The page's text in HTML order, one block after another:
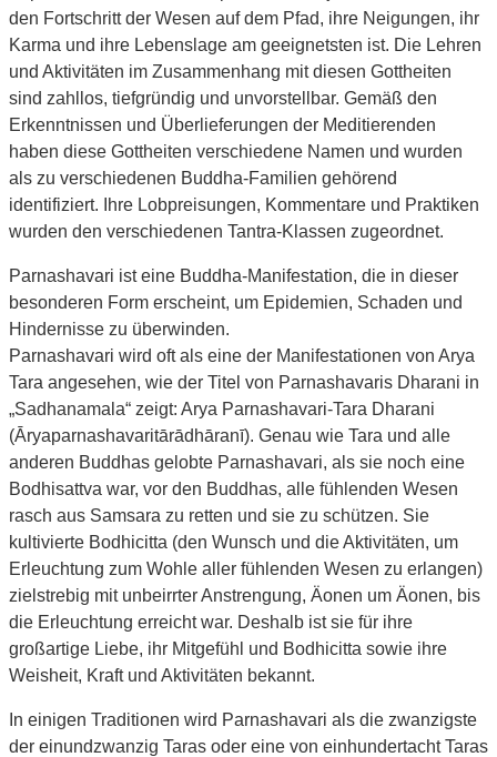
den Fortschritt der Wesen auf dem Pfad, ihre Neigungen, ihr
Karma und ihre Lebenslage am geeignetsten ist. Die Lehren
und Aktivitäten im Zusammenhang mit diesen Gottheiten
sind zahllos, tiefgründig und unvorstellbar. Gemäß den
Erkenntnissen und Überlieferungen der Meditierenden
haben diese Gottheiten verschiedene Namen und wurden
als zu verschiedenen Buddha-Familien gehörend
identifiziert. Ihre Lobpreisungen, Kommentare und Praktiken
wurden den verschiedenen Tantra-Klassen zugeordnet.
Parnashavari ist eine Buddha-Manifestation, die in dieser
besonderen Form erscheint, um Epidemien, Schaden und
Hindernisse zu überwinden.
Parnashavari wird oft als eine der Manifestationen von Arya
Tara angesehen, wie der Titel von Parnashavaris Dharani in
„Sadhanamala“ zeigt: Arya Parnashavari-Tara Dharani
(Āryaparnashavaritārādhāranī). Genau wie Tara und alle
anderen Buddhas gelobte Parnashavari, als sie noch eine
Bodhisattva war, vor den Buddhas, alle fühlenden Wesen
rasch aus Samsara zu retten und sie zu schützen. Sie
kultivierte Bodhicitta (den Wunsch und die Aktivitäten, um
Erleuchtung zum Wohle aller fühlenden Wesen zu erlangen)
zielstrebig mit unbeirrter Anstrengung, Äonen um Äonen, bis
die Erleuchtung erreicht war. Deshalb ist sie für ihre
großartige Liebe, ihr Mitgefühl und Bodhicitta sowie ihre
Weisheit, Kraft und Aktivitäten bekannt.
In einigen Traditionen wird Parnashavari als die zwanzigste
der einundzwanzig Taras oder eine von einhundertacht Taras